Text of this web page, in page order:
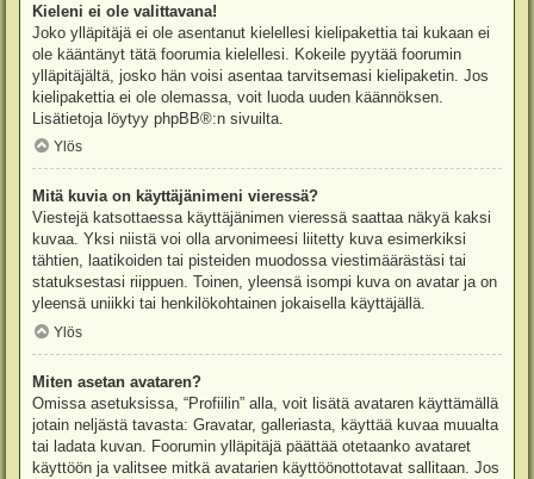
Kieleni ei ole valittavana!
Joko ylläpitäjä ei ole asentanut kielellesi kielipakettia tai kukaan ei
ole kääntänyt tätä foorumia kielellesi. Kokeile pyytää foorumin
ylläpitäjältä, josko hän voisi asentaa tarvitsemasi kielipaketin. Jos
kielipakettia ei ole olemassa, voit luoda uuden käännöksen.
Lisätietoja löytyy phpBB®:n sivuilta.
Ylös
Mitä kuvia on käyttäjänimeni vieressä?
Viestejä katsottaessa käyttäjänimen vieressä saattaa näkyä kaksi
kuvaa. Yksi niistä voi olla arvonimeesi liitetty kuva esimerkiksi
tähtien, laatikoiden tai pisteiden muodossa viestimäärästäsi tai
statuksestasi riippuen. Toinen, yleensä isompi kuva on avatar ja on
yleensä uniikki tai henkilökohtainen jokaisella käyttäjällä.
Ylös
Miten asetan avataren?
Omissa asetuksissa, “Profiilin” alla, voit lisätä avataren käyttämällä
jotain neljästä tavasta: Gravatar, galleriasta, käyttää kuvaa muualta
tai ladata kuvan. Foorumin ylläpitäjä päättää otetaanko avataret
käyttöön ja valitsee mitkä avatarien käyttöönottotavat sallitaan. Jos